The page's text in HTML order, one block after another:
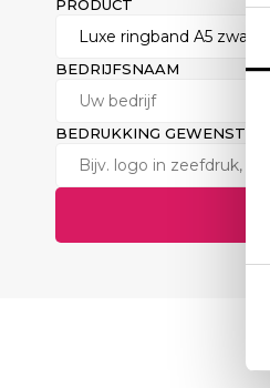
PRODUCT
BEDRIJFSNAAM
BEDRUKKING GEWENST?